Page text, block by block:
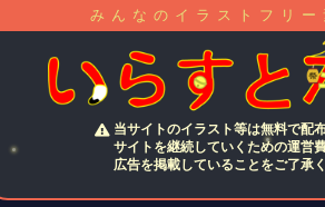
みんなのイラストフリー
当サイトのイラスト等は無料で配
サイトを継続していくための運営費
広告を掲載していることをご了承く